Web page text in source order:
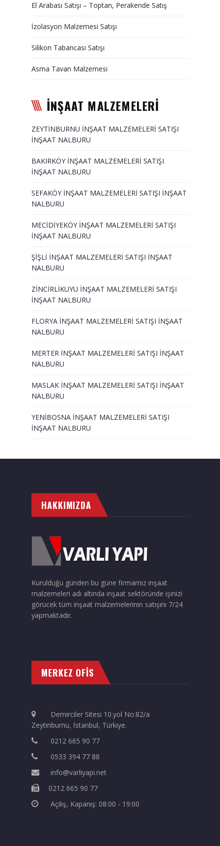
BİZE ULAŞIN
El Arabası Satışı – Toptan, Perakende Satış
İzolasyon Malzemesi Satışı
Silikon Tabancası Satışı
Asma Tavan Malzemesi
İNŞAAT MALZEMELERİ
ZEYTİNBURNU İNŞAAT MALZEMELERİ SATIŞI
İNŞAAT NALBURU
BAKIRKÖY İNŞAAT MALZEMELERİ SATIŞI
İNŞAAT NALBURU
SEFAKÖY İNŞAAT MALZEMELERİ SATIŞI İNŞAAT
NALBURU
MECİDİYEKÖY İNŞAAT MALZEMELERİ SATIŞI
İNŞAAT NALBURU
ŞİŞLİ İNŞAAT MALZEMELERİ SATIŞI İNŞAAT
NALBURU
ZİNCİRLİKUYU İNŞAAT MALZEMELERİ SATIŞI
İNŞAAT NALBURU
FLORYA İNŞAAT MALZEMELERİ SATIŞI İNŞAAT
NALBURU
MERTER İNŞAAT MALZEMELERİ SATIŞI İNŞAAT
NALBURU
MASLAK İNŞAAT MALZEMELERİ SATIŞI İNŞAAT
NALBURU
YENİBOSNA İNŞAAT MALZEMELERİ SATIŞI
İNŞAAT NALBURU
HAKKIMIZDA
Kurulduğu günden bu güne firmamız inşaat
malzemeleri adı altında inşaat sektöründe işinizi
görücek tüm inşaat malzemelerinin satışını 7/24
yapmaktadır.
MERKEZ OFİS
Demirciler Sitesi 10.yol No:82/a
Zeytinburnu, İstanbul, Türkiye.
0212 665 90 77
0533 394 77 88
info@varliyapi.net
0212 665 90 77
Açılış, Kapanış: 08:00 - 19:00